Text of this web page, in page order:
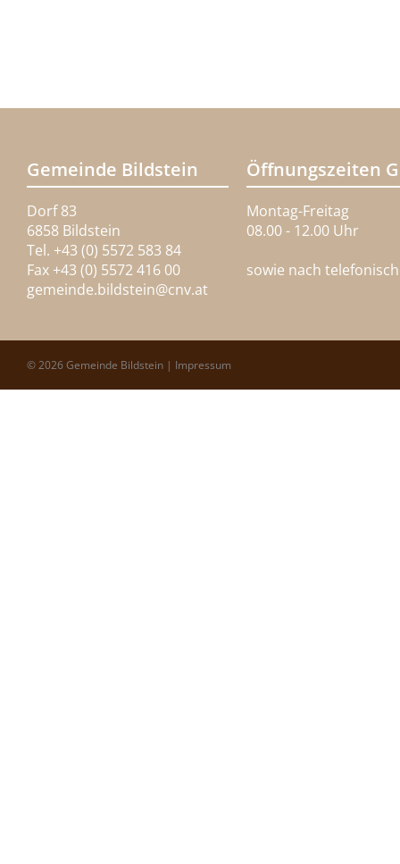
Gemeinde Bildstein
Dorf 83
6858 Bildstein
Tel. +43 (0) 5572 583 84
Fax +43 (0) 5572 416 00
gemeinde.bildstein@cnv.at
Öffnungszeiten
Montag-Freitag
08.00 - 12.00 Uhr
sowie nach
© 2026 Gemeinde Bildstein | Impressum